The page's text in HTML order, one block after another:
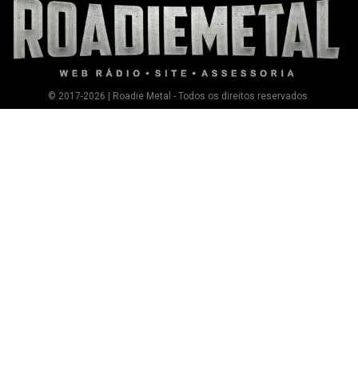
© 2017-2026 | Roadie Metal - Todos os direitos reservados.